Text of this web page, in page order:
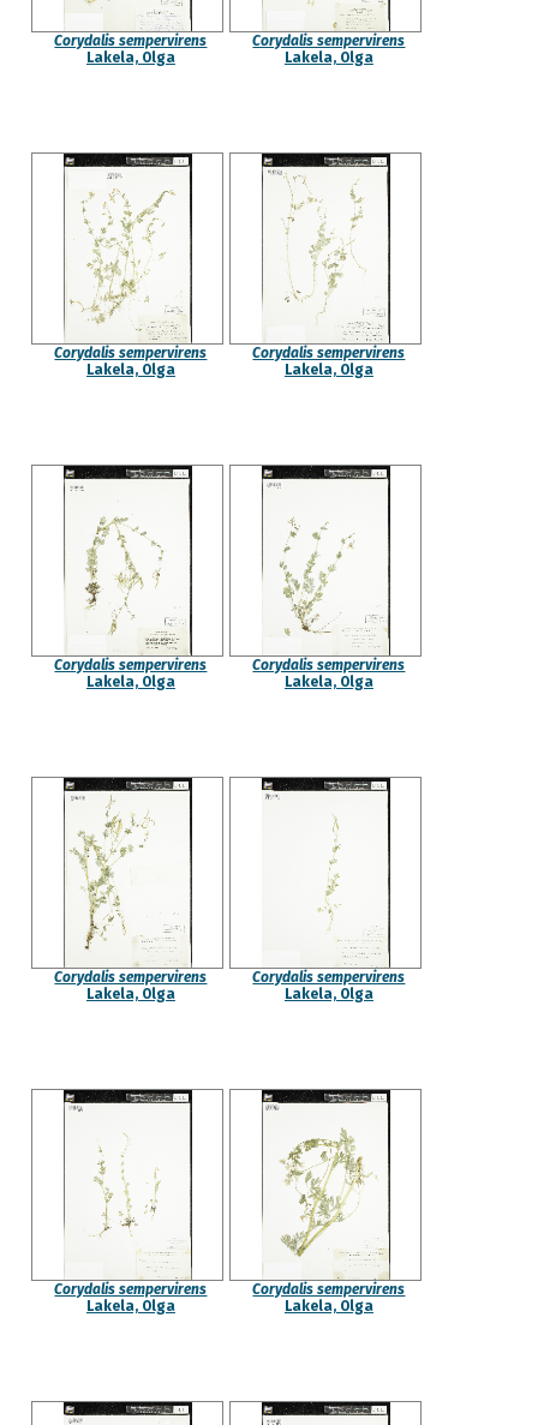
Corydalis sempervirens
Lakela, Olga
Corydalis sempervirens
Lakela, Olga
Corydalis sempervirens
Lakela, Olga
Corydalis sempervirens
Lakela, Olga
Corydalis sempervirens
Lakela, Olga
Corydalis sempervirens
Lakela, Olga
Corydalis sempervirens
Lakela, Olga
Corydalis sempervirens
Lakela, Olga
Corydalis sempervirens
Lakela, Olga
Corydalis sempervirens
Lakela, Olga